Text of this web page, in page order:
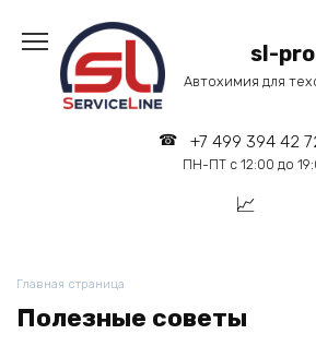
содержанию
sl-
Автохимия для
+7 499 394 42
ПН-ПТ с 12:00 до
Главная страница
Полезные советы